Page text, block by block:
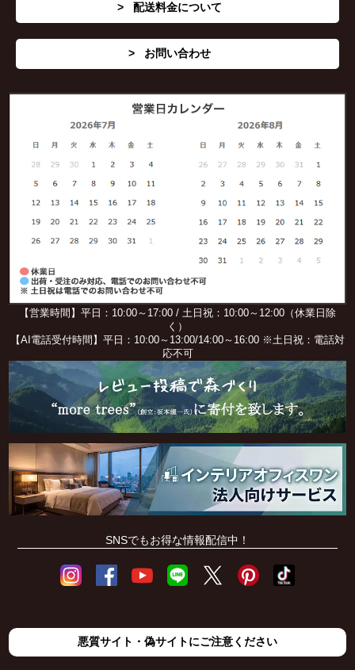
配送料金について
お問い合わせ
【営業時間】平日：10:00～17:00 / 土日祝：10:00～12:00（休業日除
く）
【AI電話受付時間】平日：10:00～13:00/14:00～16:00 ※土日祝：電話対
応不可
SNSでもお得な情報配信中！
悪質サイト・偽サイトにご注意ください